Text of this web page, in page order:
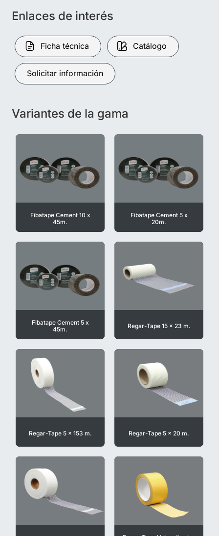
Enlaces de interés
Ficha técnica Catálogo
Solicitar información
Variantes de la gama
Fibatape Cement 10 x
45m.
Fibatape Cement 5 x
20m.
Fibatape Cement 5 x
45m.
Regar-Tape 15 x 23 m.
Regar-Tape 5 x 153 m. Regar-Tape 5 x 20 m.